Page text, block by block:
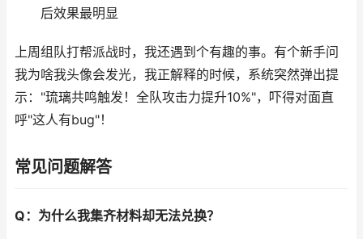
后效果最明显
上周组队打帮派战时，我还遇到个有趣的事。有个新手问
我为啥我头像会发光，我正解释的时候，系统突然弹出提
示："琉璃共鸣触发！全队攻击力提升10%"，吓得对面直
呼"这人有bug"！
常见问题解答
Q：为什么我集齐材料却无法兑换？